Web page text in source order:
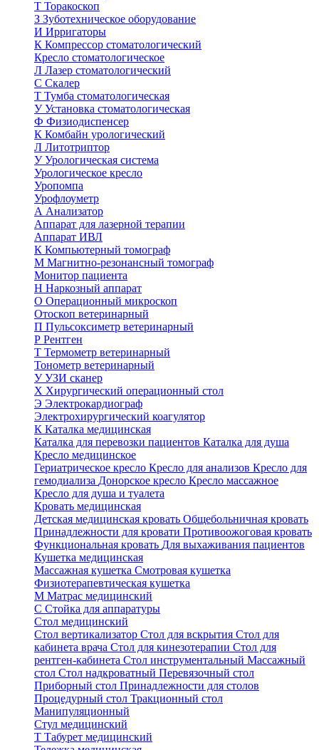
Т Торакоскоп
З Зуботехническое оборудование
И Ирригаторы
К Компрессор стоматологический
Кресло стоматологическое
Л Лазер стоматологический
С Скалер
Т Тумба стоматологическая
УУстановка стоматологическая
Ф Физиодиспенсер
К Комбайн урологический
Л Литотриптор
УУрологическая система
Урологическое кресло
Уропомпа
Урофлоуметр
А Анализатор
Аппарат для лазерной терапии
Аппарат ИВЛ
К Компьютерный томограф
М Магнитно-резонансный томограф
Монитор пациента
Н Наркозный аппарат
О Операционный микроскоп
Отоскоп ветеринарный
П Пульсоксиметр ветеринарный
Р Рентген
Т Термометр ветеринарный
Тонометр ветеринарный
УУЗИ сканер
Х Хирургический операционный стол
Э Электрокардиограф
Электрохирургический коагулятор
К Каталка медицинская
Каталка для перевозки пациентов Каталка для душа
Кресло медицинское
Гериатрическое кресло Кресло для анализов Кресло для
гемодиализа Донорское кресло Кресло массажное
Кресло для душа и туалета
Кровать медицинская
Детская медицинская кровать Общебольничная кровать
Принадлежности для кровати Противоожоговая кровать
Функциональная кровать Для выхаживания пациентов
Кушетка медицинская
Массажная кушетка Смотровая кушетка
Физиотерапевтическая кушетка
М Матрас медицинский
С Стойка для аппаратуры
Стол медицинский
Стол вертикализатор Стол для вскрытия Стол для
кабинета врача Стол для кинезотерапии Стол для
рентген-кабинета Стол инструментальный Массажный
стол Стол надкроватный Перевязочный стол
Приборный стол Принадлежности для столов
Процедурный стол Тракционный стол
Манипуляционный
Стул медицинский
Т Табурет медицинский